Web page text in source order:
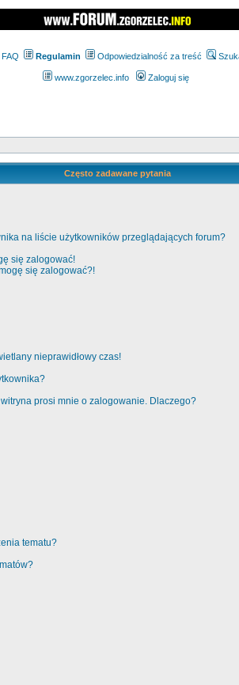
FAQ Regulamin Odpowiedzialność za treść
www.zgorzelec.info Zaloguj się
Często zadawane pytania
na liście użytkowników przeglądających forum?
się zalogować!
się zalogować?!
nieprawidłowy czas!
prosi mnie o zalogowanie. Dlaczego?
tematu?